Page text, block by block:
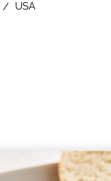
/ USA